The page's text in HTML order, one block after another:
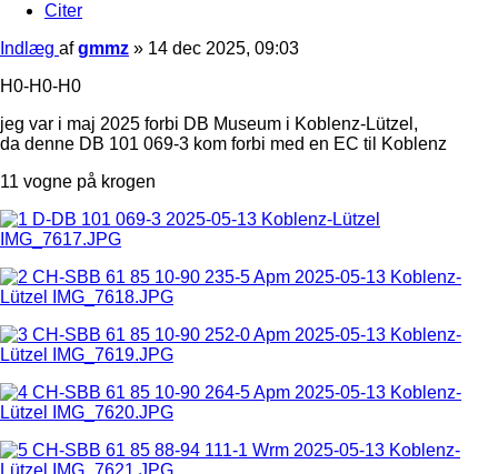
Citer
Indlæg afgmmz » 14 dec 2025, 09:03
H0-H0-H0
jeg var i maj 2025 forbi DB Museum i Koblenz-Lützel,
da denne DB 101 069-3 kom forbi med en EC til Koblenz
11 vogne på krogen